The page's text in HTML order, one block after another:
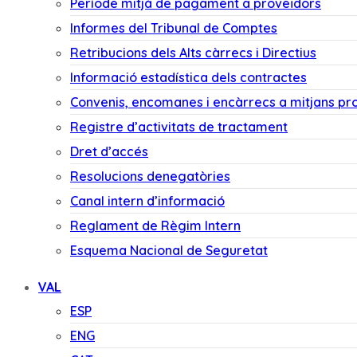
Període mitjà de pagament a proveïdors
Informes del Tribunal de Comptes
Retribucions dels Alts càrrecs i Directius
Informació estadística dels contractes
Convenis, encomanes i encàrrecs a mitjans
Registre d’activitats de tractament
Dret d’accés
Resolucions denegatòries
Canal intern d’informació
Reglament de Règim Intern
Esquema Nacional de Seguretat
VAL
ESP
ENG